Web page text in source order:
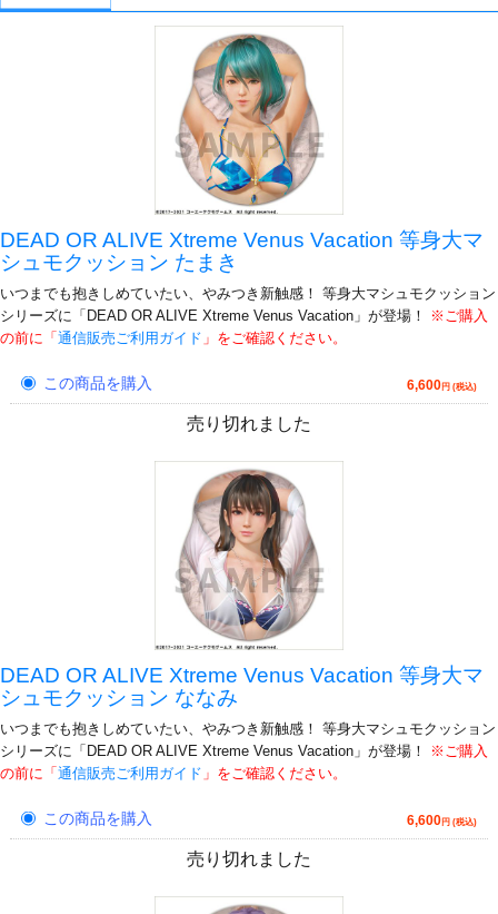
DEAD OR ALIVE Xtreme Venus Vacation 等身大マ
シュモクッション たまき
いつまでも抱きしめていたい、やみつき新触感！ 等身大マシュモクッション
シリーズに「DEAD OR ALIVE Xtreme Venus Vacation」が登場！
※ご購入
の前に「 通信販売ご利用ガイド 」をご確認ください。
この商品を購入 6,600円 (税込)
売り切れました
DEAD OR ALIVE Xtreme Venus Vacation 等身大マ
シュモクッション ななみ
いつまでも抱きしめていたい、やみつき新触感！ 等身大マシュモクッション
シリーズに「DEAD OR ALIVE Xtreme Venus Vacation」が登場！
※ご購入
の前に「 通信販売ご利用ガイド 」をご確認ください。
この商品を購入 6,600円 (税込)
売り切れました